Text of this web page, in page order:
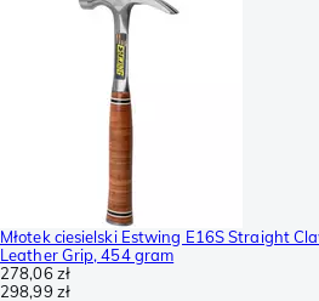
Młotek ciesielski Estwing E16S Straight
Leather Grip, 454 gram
278,06 zł
298,99 zł